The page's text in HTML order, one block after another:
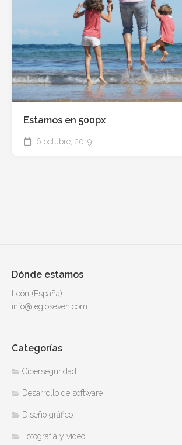
Estamos en 500px
6 octubre, 2019
Dónde estamos
León (España)
info@legioseven.com
Categorías
Ciberseguridad
Desarrollo de software
Diseño gráfico
Fotografía y video